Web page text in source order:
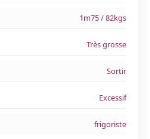
1m75 / 82kgs
Très grosse
Sortir
Excessif
frigoriste